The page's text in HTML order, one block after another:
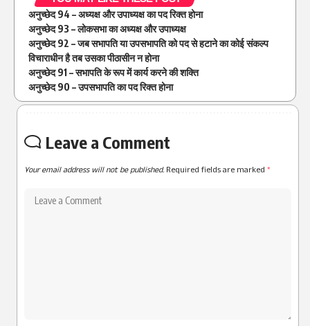
अनुच्छेद 94 – अध्यक्ष और उपाध्यक्ष का पद रिक्त होना
अनुच्छेद 93 – लोकसभा का अध्यक्ष और उपाध्यक्ष
अनुच्छेद 92 – जब सभापति या उपसभापति को पद से हटाने का कोई संकल्प
विचाराधीन है तब उसका पीठासीन न होना
अनुच्छेद 91 – सभापति के रूप में कार्य करने की शक्ति
अनुच्छेद 90 – उपसभापति का पद रिक्त होना
Leave a Comment
Your email address will not be published. Required fields are marked *